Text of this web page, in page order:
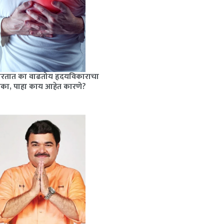
का वाढतोय हृदयविकाराचा
पाहा काय आहेत कारणे?